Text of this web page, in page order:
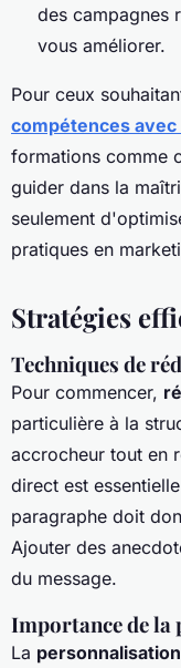
des campagnes
vous améliorer.
Pour ceux
compétences
formations comme
guider dans la
seulement
pratiques en
Stratégies
Techniques de
Pour commencer,
particulière à la
accrocheur tout en
direct est
paragraphe doit
Ajouter des
du message.
Importance de la
La